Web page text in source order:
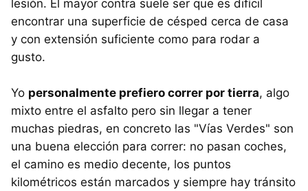
lesión. El mayor contra suele ser que es difícil
encontrar una superficie de césped cerca de casa
y con extensión suficiente como para rodar a
gusto.
Yo personalmente prefiero correr por tierra, algo
mixto entre el asfalto pero sin llegar a tener
muchas piedras, en concreto las "Vías Verdes" son
una buena elección para correr: no pasan coches,
el camino es medio decente, los puntos
kilométricos están marcados y siempre hay tránsito